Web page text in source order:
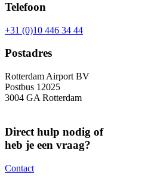
Telefoon
+31 (0)10 446 34 44
Postadres
Rotterdam Airport BV
Postbus 12025
3004 GA Rotterdam
Direct hulp nodig of
heb je een vraag?
Contact